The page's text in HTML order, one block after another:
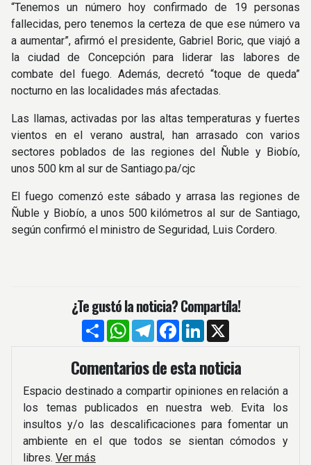
“Tenemos un número hoy confirmado de 19 personas
fallecidas, pero tenemos la certeza de que ese número va
a aumentar”, afirmó el presidente, Gabriel Boric, que viajó a
la ciudad de Concepción para liderar las labores de
combate del fuego. Además, decretó “toque de queda”
nocturno en las localidades más afectadas.
Las llamas, activadas por las altas temperaturas y fuertes
vientos en el verano austral, han arrasado con varios
sectores poblados de las regiones del Ñuble y Biobío,
unos 500 km al sur de Santiago.pa/cjc
El fuego comenzó este sábado y arrasa las regiones de
Ñuble y Biobío, a unos 500 kilómetros al sur de Santiago,
según confirmó el ministro de Seguridad, Luis Cordero.
¿Te gustó la noticia? Compartíla!
CompartirWhatsApp
TelegramFacebook
LinkedIn
Comentarios de esta noticia
Espacio destinado a compartir opiniones en relación a
los temas publicados en nuestra web. Evita los
insultos y/o las descalificaciones para fomentar un
ambiente en el que todos se sientan cómodos y
libres. Ver más